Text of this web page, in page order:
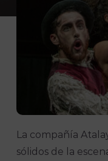
La compañía
sólidos de la